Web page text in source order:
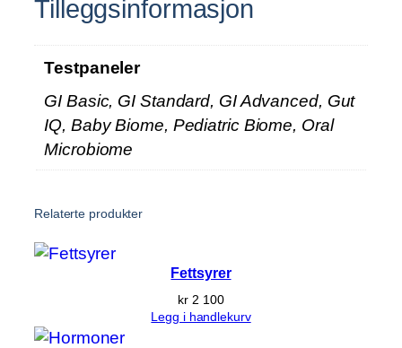
a
n
Tilleggsinformasjon
Testpaneler
GI Basic, GI Standard, GI Advanced, Gut
IQ, Baby Biome, Pediatric Biome, Oral
Microbiome
Relaterte produkter
Fettsyrer
kr 2 100
Legg i handlekurv